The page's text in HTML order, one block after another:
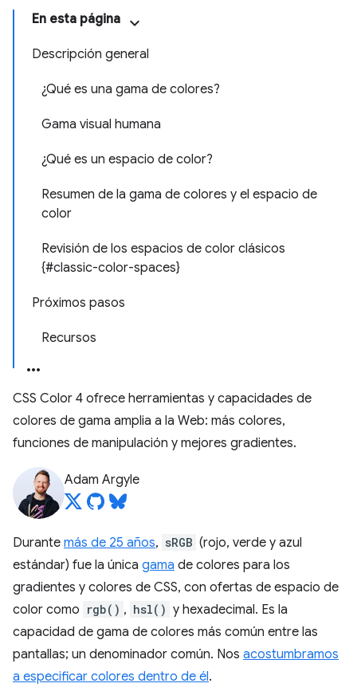
En esta página
Descripción general
¿Qué es una gama de colores?
Gama visual humana
¿Qué es un espacio de color?
Resumen de la gama de colores y el espacio de
color
Revisión de los espacios de color clásicos
{#classic-color-spaces}
Próximos pasos
Recursos
CSS Color 4 ofrece herramientas y capacidades de
colores de gama amplia a la Web: más colores,
funciones de manipulación y mejores gradientes.
Adam Argyle
Durante más de 25 años, sRGB (rojo, verde y azul
estándar) fue la única gama de colores para los
gradientes y colores de CSS, con ofertas de espacio de
color como rgb() , hsl() y hexadecimal. Es la
capacidad de gama de colores más común entre las
pantallas; un denominador común. Nos acostumbramos
a especificar colores dentro de él.